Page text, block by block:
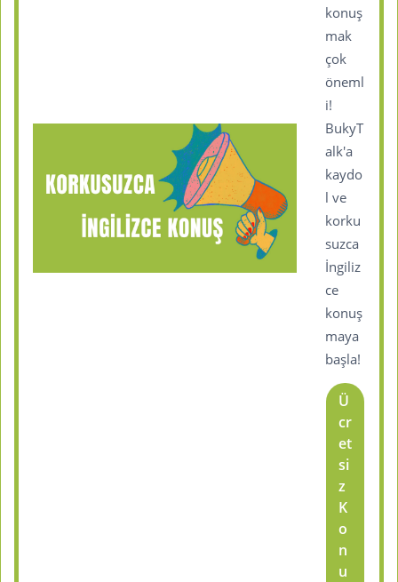
konuş
mak
çok
öneml
i!
BukyT
alk'a
kaydo
l ve
korku
suzca
İngiliz
ce
konuş
maya
başla!
Ü
cr
et
si
z
K
o
n
u